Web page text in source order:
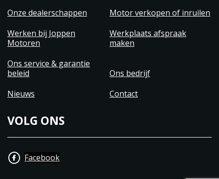
Onze dealerschappen
Motor verkopen of inruilen
Werken bij Joppen
Motoren
Werkplaats afspraak
maken
Ons service & garantie
beleid
Ons bedrijf
Nieuws
Contact
VOLG ONS
Facebook